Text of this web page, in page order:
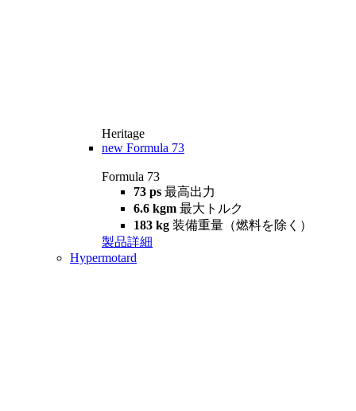
Heritage
new Formula 73
Formula 73
73 ps 最高出力
6.6 kgm 最大トルク
183 kg 装備重量（燃料を除く）
製品詳細
Hypermotard